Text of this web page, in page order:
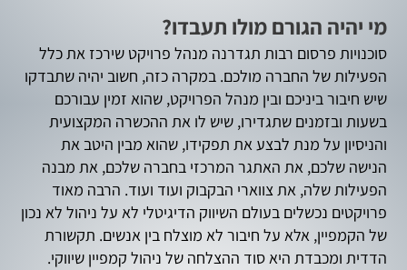
מי יהיה הגורם מולו תעבדו?
סוכנויות פרסום רבות תגדרנה מנהל פרויקט שירכז את כלל
הפעילות של החברה מולכם. במקרה כזה, חשוב יהיה שתבדקו
שיש חיבור ביניכם ובין מנהל הפרויקט, שהוא זמין עבורכם
בשעות ובזמנים שתגדירו, שיש לו את ההכשרה המקצועית
והניסיון על מנת לבצע את תפקידו, שהוא מבין היטב את
הנישה שלכם, את האתגר המרכזי בחברה שלכם, את מבנה
הפעילות שלה, את צווארי הבקבוק ועוד ועוד. הרבה מאוד
פרויקטים נכשלים בעולם השיווק הדיגיטלי לא על ניהול לא נכון
של הקמפיין, אלא על חיבור לא מוצלח בין אנשים. תקשורת
הדדית ומכבדת היא סוד ההצלחה של ניהול קמפיין שיווקי.